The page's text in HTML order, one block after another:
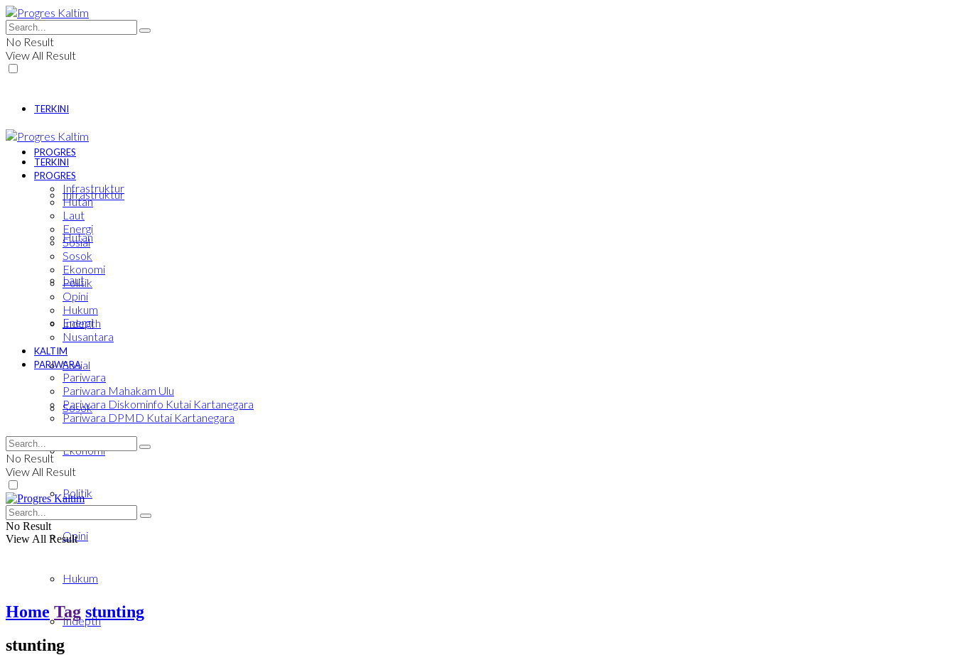
No Result
View All Result
TERKINI
PROGRES
Infrastruktur
Hutan
Laut
Energi
Sosial
Sosok
Ekonomi
Politik
Opini
Hukum
Indepth
TERKINI
PROGRES
Infrastruktur
Hutan
Laut
Energi
Sosial
Sosok
Ekonomi
Politik
Opini
Hukum
Indepth
Nusantara
KALTIM
PARIWARA
Pariwara
Pariwara Mahakam Ulu
Pariwara Diskominfo Kutai Kartanegara
Pariwara DPMD Kutai Kartanegara
No Result
View All Result
No Result
View All Result
Home Tag stunting
stunting